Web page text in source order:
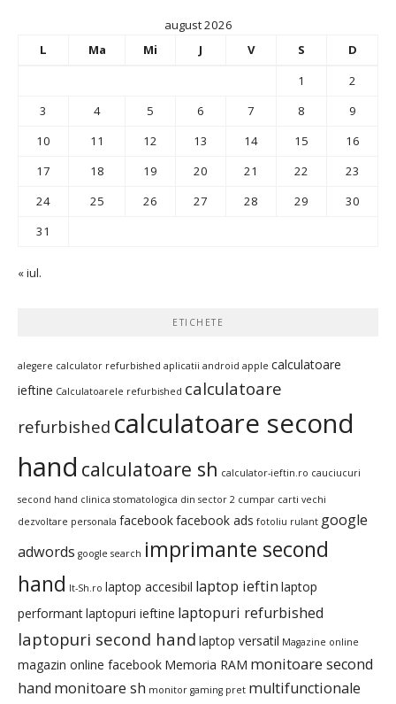
august 2026
L
Ma Mi J V S
D
1
2
3
4 5 6 7 8
9
10
11 12 13 14 15
16
17
18 19 20 21 22
23
24
25 26 27 28 29
30
31
« iul.
ETICHETE
alegere calculator refurbished aplicatii android apple calculatoare
ieftine Calculatoarele refurbished calculatoare
refurbished calculatoare second
hand calculatoare sh calculator-ieftin.ro cauciucuri
second hand clinica stomatologica din sector 2 cumpar carti vechi
dezvoltare personala facebookfacebook ads fotoliu rulant google
adwords google search imprimante second
hand It-Sh.ro laptop accesibil laptop ieftin laptop
performantlaptopuri ieftine laptopuri refurbished
laptopuri second hand laptop versatil Magazine online
magazin online facebook Memoria RAM monitoare second
hand monitoare sh monitor gaming pret multifunctionale